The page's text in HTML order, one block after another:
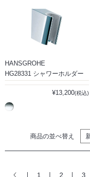
HANSGROHE
HG28331 シャワーホルダー
¥13,200(税込)
商品の並べ替え
1
2 3